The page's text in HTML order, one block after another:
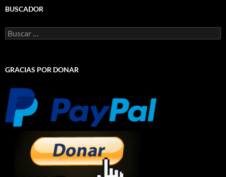
BUSCADOR
Buscar:
GRACIAS POR DONAR